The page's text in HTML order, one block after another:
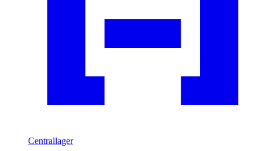
Centrallager